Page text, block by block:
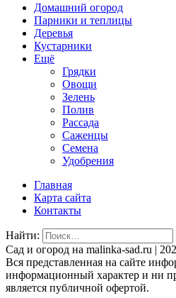
Домашний огород
Парники и теплицы
Деревья
Кустарники
Ещё
Грядки
Овощи
Зелень
Полив
Рассада
Саженцы
Семена
Удобрения
Главная
Карта сайта
Контакты
Найти:
Cад и огород на malinka-sad.ru |
Вся представленная на сайте
информационный характер и ни
является публичной офертой.